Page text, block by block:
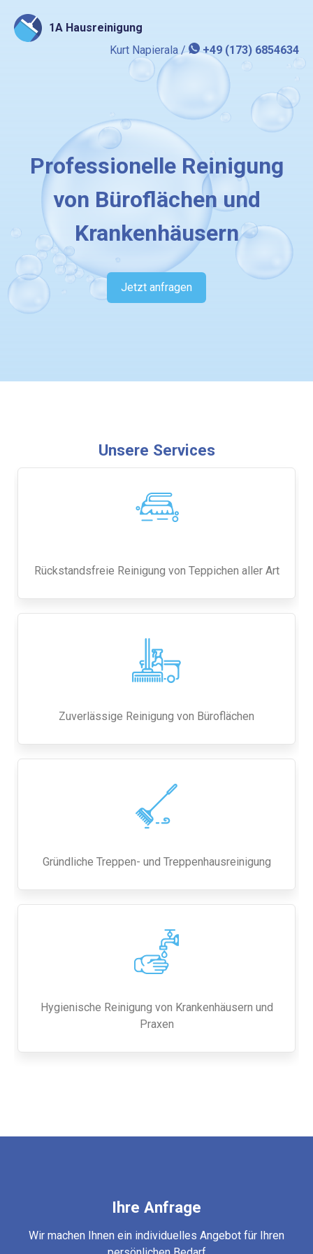
1A Hausreinigung
Kurt Napierala /
+49 (173) 6854634
Professionelle Reinigung
von Büroflächen und
Krankenhäusern
Jetzt anfragen
Unsere Services
Rückstandsfreie Reinigung von Teppichen aller Art
Zuverlässige Reinigung von Büroflächen
Gründliche Treppen- und Treppenhausreinigung
Hygienische Reinigung von Krankenhäusern und
Praxen
Ihre Anfrage
Wir machen Ihnen ein individuelles Angebot für Ihren